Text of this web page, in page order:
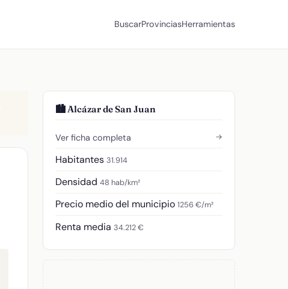
BuscarProvinciasHerramientas
🏙️ Alcázar de San Juan
Ver ficha completa →
Habitantes 31.914
Densidad 48 hab/km²
Precio medio del municipio 1256 €/m²
Renta media 34.212 €